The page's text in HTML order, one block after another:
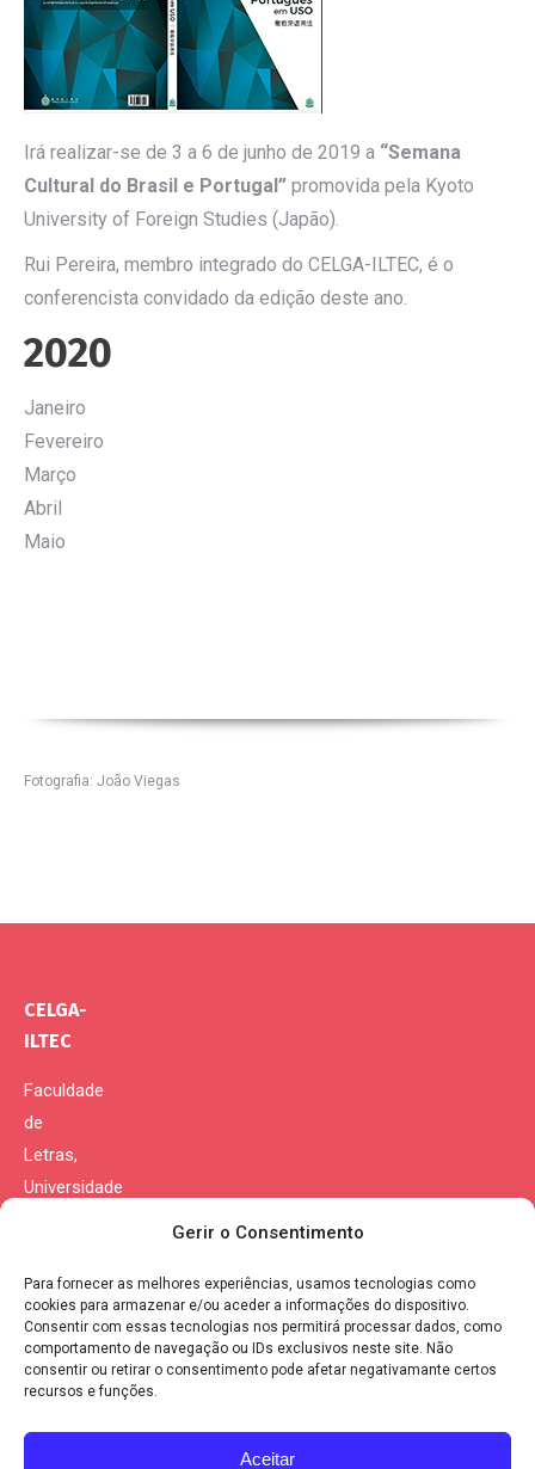
Gerir o Consentimento
Para fornecer as melhores experiências, usamos tecnologias como
cookies para armazenar e/ou aceder a informações do dispositivo.
Consentir com essas tecnologias nos permitirá processar dados, como
comportamento de navegação ou IDs exclusivos neste site. Não
consentir ou retirar o consentimento pode afetar negativamante certos
recursos e funções.
Aceitar
Irá realizar-se de 3 a 6 de junho de 2019 a “Semana
Cultural do Brasil e Portugal” promovida pela Kyoto
University of Foreign Studies (Japão).
Rui Pereira, membro integrado do CELGA-ILTEC, é o
conferencista convidado da edição deste ano.
2020
Janeiro
Fevereiro
Março
Abril
Maio
Fotografia: João Viegas
CELGA-
ILTEC
Faculdade
de
Letras,
Universidade
Morada:
Largo da
Porta
Férrea
3004-530